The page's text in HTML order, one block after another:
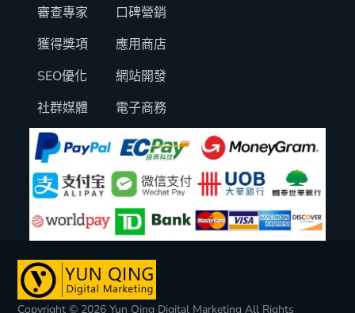
審查專家
獲得獎項
SEO優化
社群媒體
口碑營銷
應用商店
網站開發
電子商務
Copyright © 2026 Yun Qing Digital Marketing All Rights